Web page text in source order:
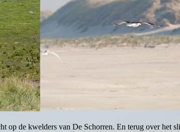
op de kwelders van De Schorren. En terug over het